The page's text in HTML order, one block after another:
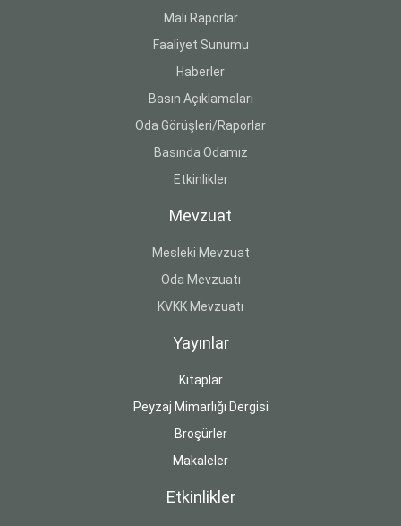
Mali Raporlar
Faaliyet Sunumu
Haberler
Basın Açıklamaları
Oda Görüşleri/Raporlar
Basında Odamız
Etkinlikler
Mevzuat
Mesleki Mevzuat
Oda Mevzuatı
KVKK Mevzuatı
Yayınlar
Kitaplar
Peyzaj Mimarlığı Dergisi
Broşürler
Makaleler
Etkinlikler